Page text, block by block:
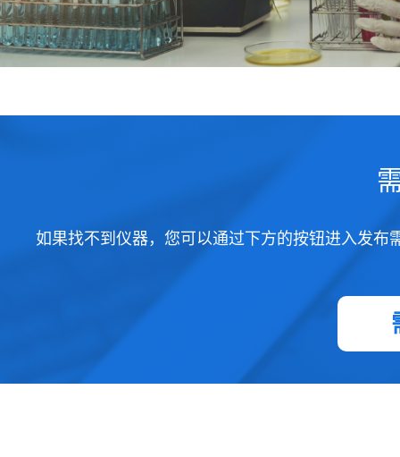
如果找不到仪器，您可以通过下方的按钮进入发